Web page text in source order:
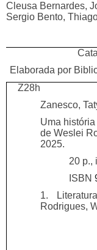
Cleusa Bernardes,
Sergio Bento,
Elaborada por
Z28h
Zanesco,
Uma
de Weslei
2025.
20 p.,
ISBN
1.
Rodrigues,